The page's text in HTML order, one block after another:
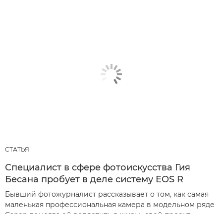
СТАТЬЯ
Специалист в сфере фотоискусства Гия
Бесана пробует в деле систему EOS R
Бывший фотожурналист рассказывает о том, как самая
маленькая профессиональная камера в модельном ряде